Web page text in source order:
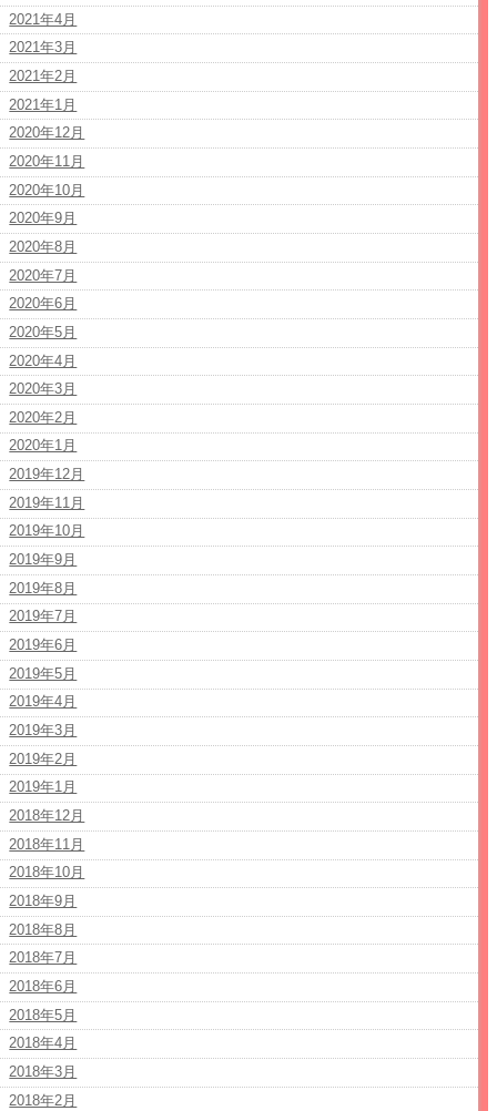
2021年4月
2021年3月
2021年2月
2021年1月
2020年12月
2020年11月
2020年10月
2020年9月
2020年8月
2020年7月
2020年6月
2020年5月
2020年4月
2020年3月
2020年2月
2020年1月
2019年12月
2019年11月
2019年10月
2019年9月
2019年8月
2019年7月
2019年6月
2019年5月
2019年4月
2019年3月
2019年2月
2019年1月
2018年12月
2018年11月
2018年10月
2018年9月
2018年8月
2018年7月
2018年6月
2018年5月
2018年4月
2018年3月
2018年2月